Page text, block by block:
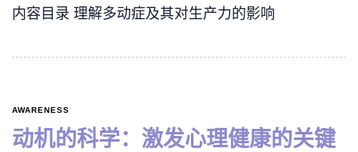
内容目录 理解多动症及其对生产力的影响
AWARENESS
动机的科学：激发心理健康的关键